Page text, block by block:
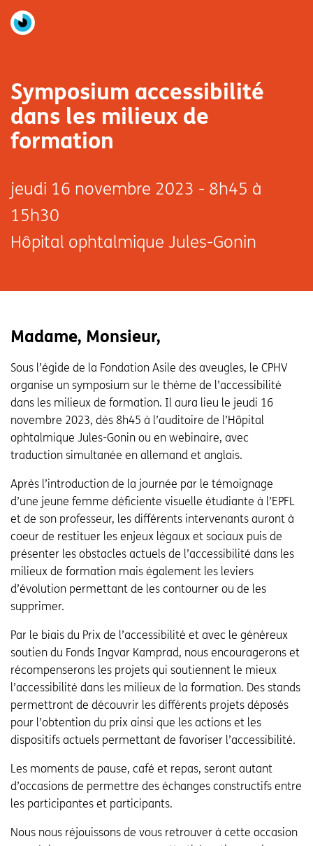
Symposium accessibilité
dans les milieux de
formation
jeudi 16 novembre 2023 - 8h45 à
15h30
Hôpital ophtalmique Jules-Gonin
Madame, Monsieur,
Sous l’égide de la Fondation Asile des aveugles, le CPHV
organise un symposium sur le thème de l’accessibilité
dans les milieux de formation. Il aura lieu le jeudi 16
novembre 2023, dès 8h45 à l’auditoire de l’Hôpital
ophtalmique Jules-Gonin ou en webinaire, avec
traduction simultanée en allemand et anglais.
Après l’introduction de la journée par le témoignage
d’une jeune femme déficiente visuelle étudiante à l’EPFL
et de son professeur, les différents intervenants auront à
coeur de restituer les enjeux légaux et sociaux puis de
présenter les obstacles actuels de l’accessibilité dans les
milieux de formation mais également les leviers
d’évolution permettant de les contourner ou de les
supprimer.
Par le biais du Prix de l’accessibilité et avec le généreux
soutien du Fonds Ingvar Kamprad, nous encouragerons et
récompenserons les projets qui soutiennent le mieux
l’accessibilité dans les milieux de la formation. Des stands
permettront de découvrir les différents projets déposés
pour l’obtention du prix ainsi que les actions et les
dispositifs actuels permettant de favoriser l’accessibilité.
Les moments de pause, café et repas, seront autant
d’occasions de permettre des échanges constructifs entre
les participantes et participants.
Nous nous réjouissons de vous retrouver à cette occasion